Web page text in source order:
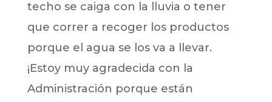
techo se caiga con la lluvia o tener
que correr a recoger los productos
porque el agua se los va a llevar.
¡Estoy muy agradecida con la
Administración porque están